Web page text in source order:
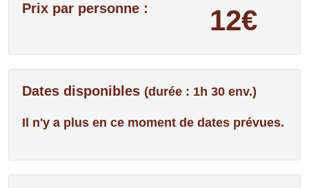
Prix par personne : 12€
Dates disponibles (durée : 1h 30 env.)
Il n'y a plus en ce moment de dates prévues.